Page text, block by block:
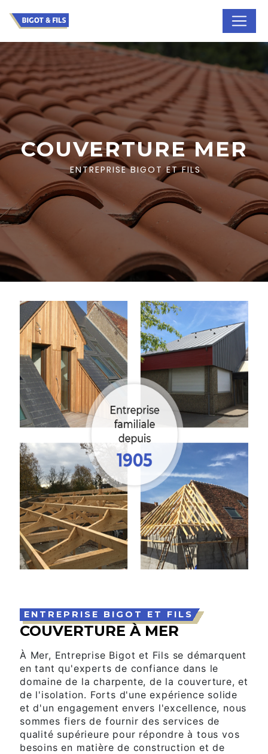
COUVERTURE MER
ENTREPRISE BIGOT ET FILS
ENTREPRISE BIGOT ET FILS
COUVERTURE À MER
À Mer, Entreprise Bigot et Fils se démarquent
en tant qu'experts de confiance dans le
domaine de la charpente, de la couverture, et
de l'isolation. Forts d'une expérience solide
et d'un engagement envers l'excellence, nous
sommes fiers de fournir des services de
qualité supérieure pour répondre à tous vos
besoins en matière de construction et de